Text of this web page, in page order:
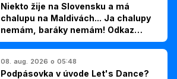
Niekto žije na Slovensku a má
chalupu na Maldivách... Ja chalupy
nemám, baráky nemám! Odkaz
Slovákom
08. aug. 2026 o 05:48
Podpásovka v úvode Let's Dance?